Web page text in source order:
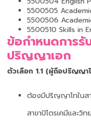
5500505
5500506
5500510 Skills in
ข้อกำหนดการ
ปริญญาเอก
ตัวเลือก 1.1 (ผู้ถือปริญญา
ต้องมีปริญญาโทในส
สาขาปิโตรเคมีและวิ